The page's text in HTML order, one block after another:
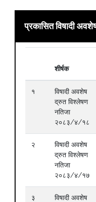
प्रकासित विषादी
शीर्षक
१
विषादी अवशेष
द्रुत विश्लेषण
नतिजा
२०८३/४/१८
२
विषादी अवशेष
द्रुत विश्लेषण
नतिजा
२०८३/४/१७
३
विषादी अवशेष